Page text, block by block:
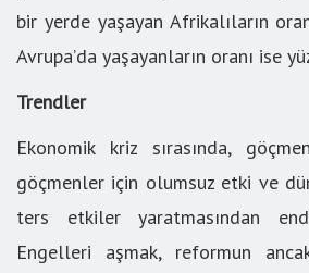
bir yerde yaşayan Afrikalıların
Avrupa’da yaşayanların oranı ise
Trendler
Ekonomik kriz sırasında,
göçmenler için olumsuz etki ve
ters etkiler yaratmasından
Engelleri aşmak, reformun